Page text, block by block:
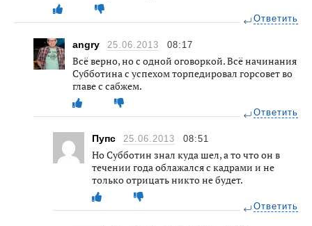
Ответить
angry 25.06.2013 08:17
Всё верно, но с одной оговоркой. Всё начинания
Субботина с успехом торпедировал горсовет во
главе с сабжем.
Ответить
Пупс 25.06.2013 08:51
Но Субботин знал куда шел, а то что он в
течении года облажался с кадрами и не
только отрицать никто не будет.
Ответить